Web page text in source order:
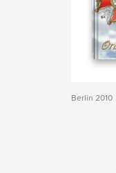
Berlin 2010